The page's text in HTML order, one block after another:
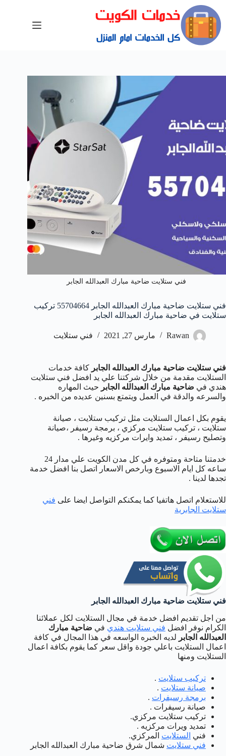
فني ستلايت ضاحية مبارك العبدالله الجابر
فني ستلايت ضاحية مبارك العبدالله الجابر 55704664 تركيب
ستلايت في ضاحية مبارك العبدالله الجابر
Rawan مارس 27, 2021 فني ستلايت
فني ستلايت ضاحية مبارك العبدالله الجابر كافة خدمات
الستلايت مقدمة من خلال شركتنا علي يد افضل فني ستلايت
هندي في ضاحية مبارك العبدالله الجابر حيث المهاره
والسرعه والدقة في العمل ويتمتع بسنين عديده من الخبره .
يقوم بكل اعمال الستلايت مثل تركيب ستلايت ، صيانة
ستلايت ، تركيب ستلايت مركزي ، برمجة رسيفر ،صيانة
وتصليح رسيفر ، تمديد وايرات مركزيه وغيرها .
خدمتنا متاحة ومتوفره في كل مدن الكويت علي مدار 24
ساعه كل ايام الاسبوع وبارخص الاسعار اتصل بنا افضل خدمة
تجدها لدينا .
للاستعلام اتصل هاتفيا كما يمكنكم التواصل ايضا على فني
ستلايت الجابرية
فني ستلايت ضاحية مبارك العبدالله الجابر
من اجل تقديم افضل خدمة في مجال الستلايت لكل عملائنا
الكرام نوفر افضل فني ستلايت هندي في ضاحية مبارك
العبدالله الجابر لديه الخبره الواسعه في هذا المجال في كافة
اعمال الستلايت باعلي جودة واقل سعر كما يقوم بكافة اعمال
الستلايت ومنها
تركيب ستلايت .
صيانة ستلايت .
برمجة رسيفرات .
صيانة رسيفرات .
تركيب ستلايت مركزي.
تمديد ويرات مركزيه .
فني الستلايت المركزي.
فني ستلايت شمال شرق ضاحية مبارك العبدالله الجابر